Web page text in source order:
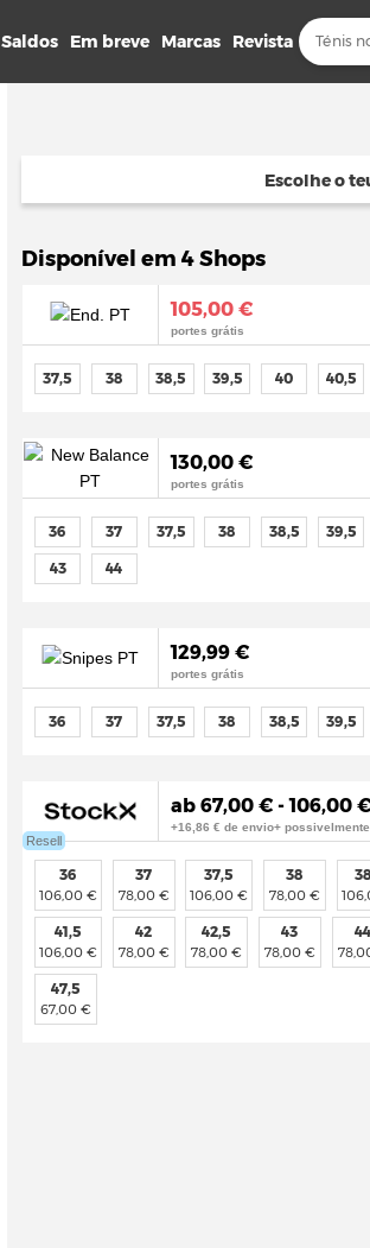
Saldos Em breve Marcas Revista
Escolhe o
Disponível em 4 Shops
105,00 €
portes grátis
37,5 38 38,5 39,5 40 40,5
130,00 €
portes grátis
36 37 37,5 38 38,5 39,5
43 44
129,99 €
portes grátis
36 37 37,5 38 38,5 39,5
Resell
ab 67,00 € - 106,00 €
+16,86 € de envio+
36
106,00 €
37
78,00 €
37,5
106,00 €
38
78,00 €
41,5
106,00 €
42
78,00 €
42,5
78,00 €
43
78,00 €
44
47,5
67,00 €